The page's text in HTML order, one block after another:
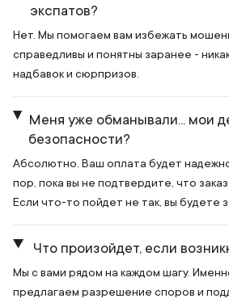
экспатов?
Нет. Мы помогаем вам избежать
справедливы и понятны заранее -
надбавок и сюрпризов.
Меня уже обманывали... мои
безопасности?
Абсолютно. Ваш оплата будет
пор, пока вы не подтвердите, что
Если что-то пойдет не так, вы будете
Что произойдет, если
Мы с вами рядом на каждом шагу.
предлагаем разрешение споров и